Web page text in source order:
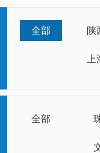
全部 陕
全部